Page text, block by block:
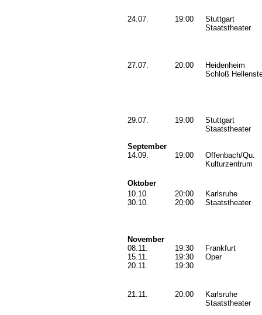
24.07. 19:00
Stuttgart
Staatstheater
27.07. 20:00
Heidenheim
Schloß
29.07. 19:00
Stuttgart
Staatstheater
September
14.09.
19:00
Offenbach/Qu.
Kulturzentrum
Oktober
10.10.
30.10.
20:00
20:00
Karlsruhe
Staatstheater
November
08.11.
15.11.
20.11.
19:30
19:30
19:30
Frankfurt
Oper
21.11. 20:00
Karlsruhe
Staatstheater